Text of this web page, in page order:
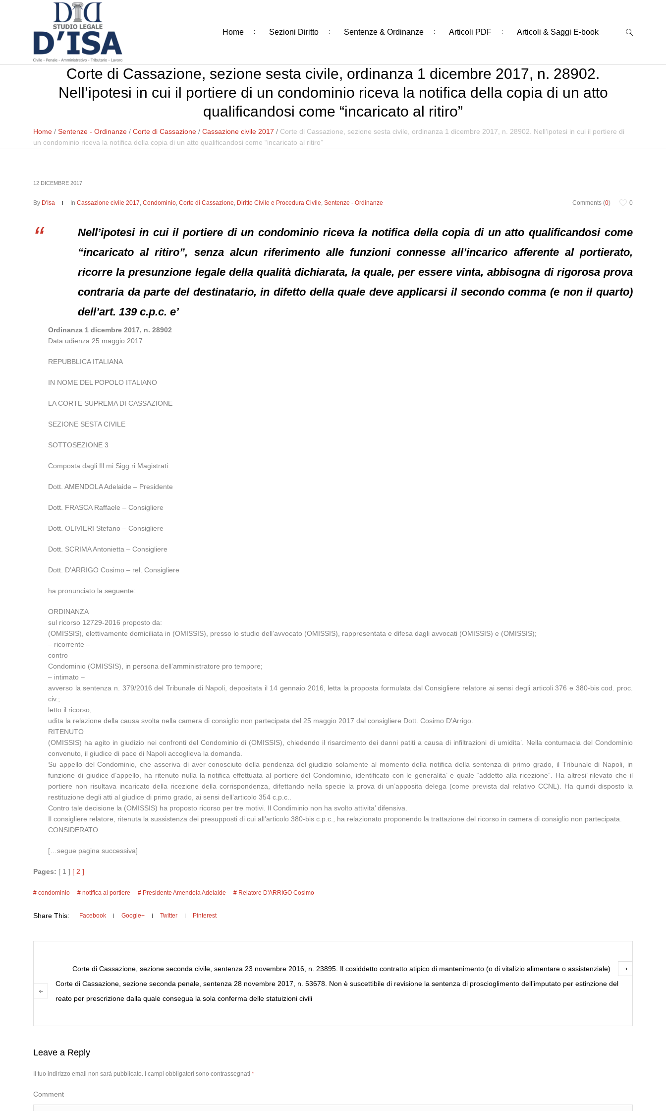
Home Sezioni Diritto Sentenze & Ordinanze Articoli PDF Articoli & Saggi E-book
Corte di Cassazione, sezione sesta civile, ordinanza 1 dicembre 2017, n. 28902.
Nell’ipotesi in cui il portiere di un condominio riceva la notifica della copia di un atto
qualificandosi come “incaricato al ritiro”
Home /Sentenze - Ordinanze /Corte di Cassazione /Cassazione civile 2017 / Corte di Cassazione, sezione sesta civile, ordinanza 1 dicembre 2017, n. 28902. Nell’ipotesi in cui il portiere di
un condominio riceva la notifica della copia di un atto qualificandosi come “incaricato al ritiro”
12 DICEMBRE 2017
Comments (0) 0
By D'Isa InCassazione civile 2017,Condominio,Corte di Cassazione, Diritto Civile e Procedura Civile,Sentenze - Ordinanze
Nell’ipotesi in cui il portiere di un condominio riceva la notifica della copia di un atto qualificandosi come
“incaricato al ritiro”, senza alcun riferimento alle funzioni connesse all’incarico afferente al portierato,
ricorre la presunzione legale della qualità dichiarata, la quale, per essere vinta, abbisogna di rigorosa prova
contraria da parte del destinatario, in difetto della quale deve applicarsi il secondo comma (e non il quarto)
dell’art. 139 c.p.c. e’
Ordinanza 1 dicembre 2017, n. 28902
Data udienza 25 maggio 2017
REPUBBLICA ITALIANA
IN NOME DEL POPOLO ITALIANO
LA CORTE SUPREMA DI CASSAZIONE
SEZIONE SESTA CIVILE
SOTTOSEZIONE 3
Composta dagli Ill.mi Sigg.ri Magistrati:
Dott. AMENDOLA Adelaide – Presidente
Dott. FRASCA Raffaele – Consigliere
Dott. OLIVIERI Stefano – Consigliere
Dott. SCRIMA Antonietta – Consigliere
Dott. D’ARRIGO Cosimo – rel. Consigliere
ha pronunciato la seguente:
ORDINANZA
sul ricorso 12729-2016 proposto da:
(OMISSIS), elettivamente domiciliata in (OMISSIS), presso lo studio dell’avvocato (OMISSIS), rappresentata e difesa dagli avvocati (OMISSIS) e (OMISSIS);
– ricorrente –
contro
Condominio (OMISSIS), in persona dell’amministratore pro tempore;
– intimato –
avverso la sentenza n. 379/2016 del Tribunale di Napoli, depositata il 14 gennaio 2016, letta la proposta formulata dal Consigliere relatore ai sensi degli articoli 376 e 380-bis cod. proc.
civ.;
letto il ricorso;
udita la relazione della causa svolta nella camera di consiglio non partecipata del 25 maggio 2017 dal consigliere Dott. Cosimo D’Arrigo.
RITENUTO
(OMISSIS) ha agito in giudizio nei confronti del Condominio di (OMISSIS), chiedendo il risarcimento dei danni patiti a causa di infiltrazioni di umidita’. Nella contumacia del Condominio
convenuto, il giudice di pace di Napoli accoglieva la domanda.
Su appello del Condominio, che asseriva di aver conosciuto della pendenza del giudizio solamente al momento della notifica della sentenza di primo grado, il Tribunale di Napoli, in
funzione di giudice d’appello, ha ritenuto nulla la notifica effettuata al portiere del Condominio, identificato con le generalita’ e quale “addetto alla ricezione”. Ha altresi’ rilevato che il
portiere non risultava incaricato della ricezione della corrispondenza, difettando nella specie la prova di un’apposita delega (come prevista dal relativo CCNL). Ha quindi disposto la
restituzione degli atti al giudice di primo grado, ai sensi dell’articolo 354 c.p.c..
Contro tale decisione la (OMISSIS) ha proposto ricorso per tre motivi. Il Condiminio non ha svolto attivita’ difensiva.
Il consigliere relatore, ritenuta la sussistenza dei presupposti di cui all’articolo 380-bis c.p.c., ha relazionato proponendo la trattazione del ricorso in camera di consiglio non partecipata.
CONSIDERATO
[…segue pagina successiva]
Pages: [ 1 ] [ 2 ]
condominio notifica al portiere Presidente Amendola Adelaide Relatore D'ARRIGO Cosimo
Share This: Facebook Google+ Twitter Pinterest
Corte di Cassazione, sezione seconda civile, sentenza 23 novembre 2016, n. 23895. Il cosiddetto contratto atipico di mantenimento (o di vitalizio alimentare o assistenziale)
Corte di Cassazione, sezione seconda penale, sentenza 28 novembre 2017, n. 53678. Non è suscettibile di revisione la sentenza di proscioglimento dell’imputato per estinzione del
reato per prescrizione dalla quale consegua la sola conferma delle statuizioni civili
Leave a Reply
Il tuo indirizzo email non sarà pubblicato. I campi obbligatori sono contrassegnati*
Comment